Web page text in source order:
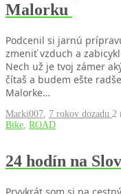
Malorku
Podcenil si jarnú
zmeniť vzduch a
Nech už je tvoj zámer
čítaš a budem ešte
Malorke…
Marki007, 7 rokov dozadu 2
Bike, ROAD
24 hodín na